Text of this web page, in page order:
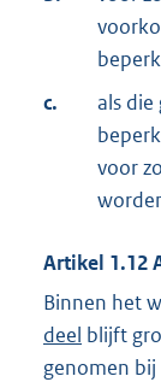
c.
als
voor
Artikel 1.12
Binnen het
deel blijft
genomen